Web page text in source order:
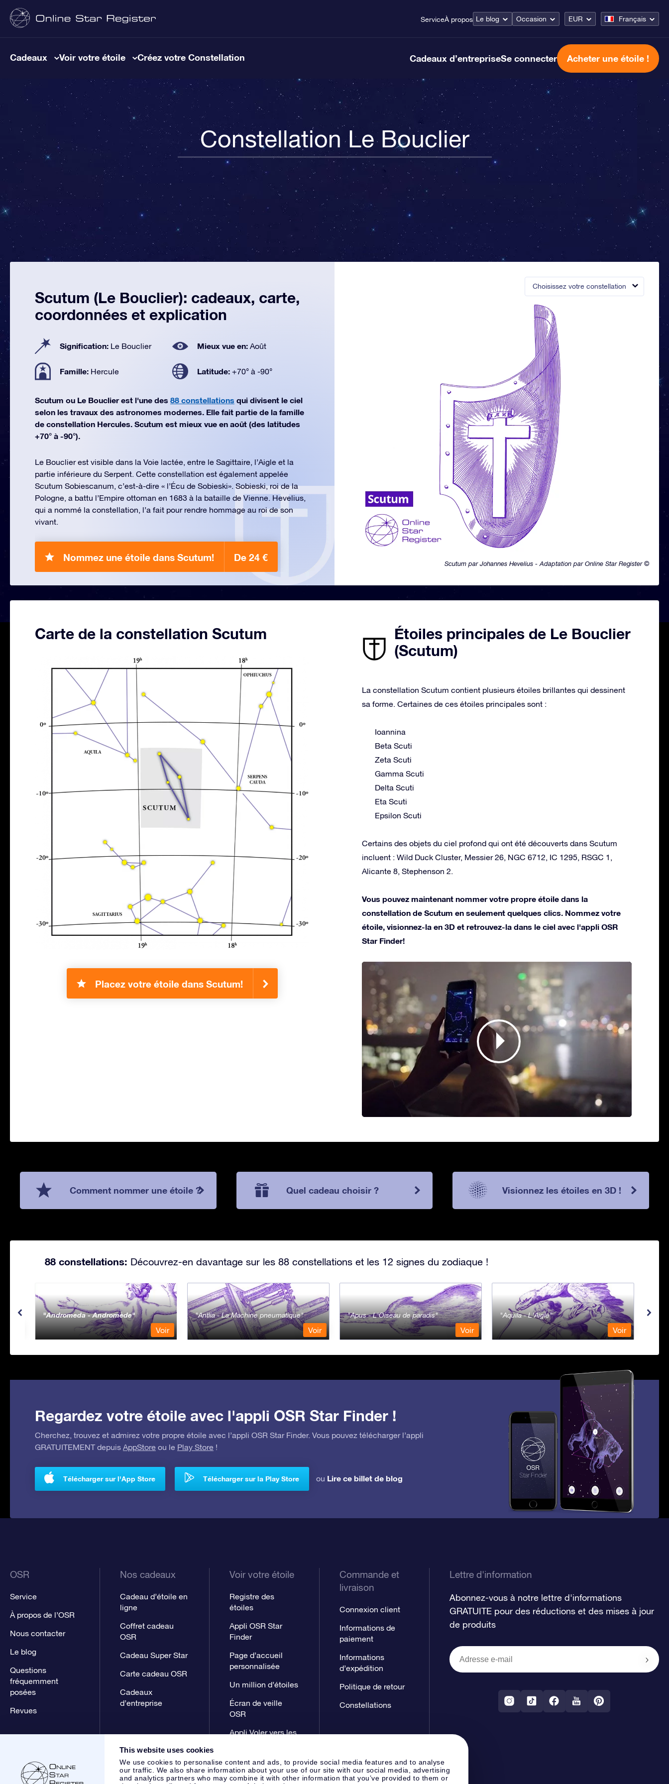
This website uses cookies
We use cookies to personalise content and ads, to provide social media features and to analyse
our traffic. We also share information about your use of our site with our social media, advertising
and analytics partners who may combine it with other information that you’ve provided to them or
ServiceÀ propos Le blog Occasion EUR Français
Cadeaux Voir votre étoile Créez votre Constellation Cadeaux d’entrepriseSe connecter Acheter une étoile !
Constellation Le Bouclier
Choisissez votre constellation
Scutum par Johannes Hevelius - Adaptation par Online Star Register ©
Scutum (Le Bouclier): cadeaux, carte,
coordonnées et explication
Signification: Le Bouclier Mieux vue en: Août
Famille: Hercule Latitude: +70° à -90°
Scutum ou Le Bouclier est l'une des 88 constellations qui divisent le ciel
selon les travaux des astronomes modernes. Elle fait partie de la famille
de constellation Hercules. Scutum est mieux vue en août (des latitudes
+70° à -90°).
Le Bouclier est visible dans la Voie lactée, entre le Sagittaire, l’Aigle et la
partie inférieure du Serpent. Cette constellation est également appelée
Scutum Sobiescanum, c’est-à-dire « l’Écu de Sobieski». Sobieski, roi de la
Pologne, a battu l’Empire ottoman en 1683 à la bataille de Vienne. Hevelius,
qui a nommé la constellation, l’a fait pour rendre hommage au roi de son
vivant.
Nommez une étoile dans Scutum! De 24 €
Carte de la constellation Scutum
Placez votre étoile dans Scutum!
Étoiles principales de Le Bouclier
(Scutum)
La constellation Scutum contient plusieurs étoiles brillantes qui dessinent
sa forme. Certaines de ces étoiles principales sont :
Ioannina
Beta Scuti
Zeta Scuti
Gamma Scuti
Delta Scuti
Eta Scuti
Epsilon Scuti
Certains des objets du ciel profond qui ont été découverts dans Scutum
incluent : Wild Duck Cluster, Messier 26, NGC 6712, IC 1295, RSGC 1,
Alicante 8, Stephenson 2.
Vous pouvez maintenant nommer votre propre étoile dans la
constellation de Scutum en seulement quelques clics. Nommez votre
étoile, visionnez-la en 3D et retrouvez-la dans le ciel avec l'appli OSR
Star Finder!
Comment nommer une étoile ? Quel cadeau choisir ? Visionnez les étoiles en 3D !
88 constellations: Découvrez-en davantage sur les 88 constellations et les 12 signes du zodiaque !
Andromeda - Andromède
Voir
Antlia - La Machine pneumatique
Voir
Apus - L'Oiseau de paradis
Voir
Aquila - L'Aigle
Voir
Regardez votre étoile avec l'appli OSR Star Finder !
Cherchez, trouvez et admirez votre propre étoile avec l’appli OSR Star Finder. Vous pouvez télécharger l’appli
GRATUITEMENT depuis AppStore ou le Play Store !
Télécharger sur l'App Store Télécharger sur la Play Store ou Lire ce billet de blog
OSR
Service
À propos de l’OSR
Nous contacter
Le blog
Questions
fréquemment
posées
Revues
Nos cadeaux
Cadeau d’étoile en
ligne
Coffret cadeau
OSR
Cadeau Super Star
Carte cadeau OSR
Cadeaux
d’entreprise
Voir votre étoile
Registre des
étoiles
Appli OSR Star
Finder
Page d’accueil
personnalisée
Un million d’étoiles
Écran de veille
OSR
Appli Voler vers les
Commande et
livraison
Connexion client
Informations de
paiement
Informations
d’expédition
Politique de retour
Constellations
Lettre d'information
Abonnez-vous à notre lettre d'informations
GRATUITE pour des réductions et des mises à jour
de produits